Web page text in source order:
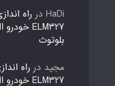
HaDi در راه
بلوتوث
مجید در راه